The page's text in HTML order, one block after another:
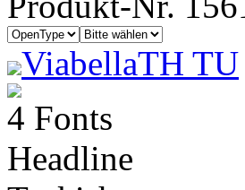
ViabellaTH TU
4 Fonts
Headline